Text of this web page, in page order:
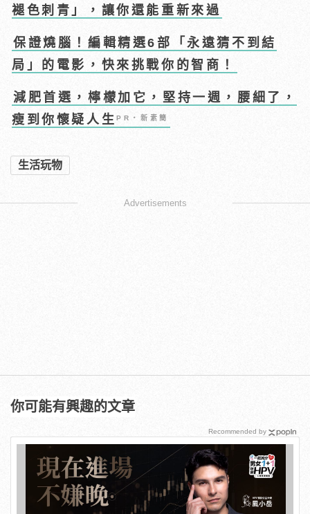
褪色刺青」，讓你還能重新來過
保證燒腦！編輯精選6部「永遠猜不到結
局」的電影，快來挑戰你的智商！
減肥首選，檸檬加它，堅持一週，腰細了，
瘦到你懷疑人生PR・新素簡
生活玩物
Advertisements
你可能有興趣的文章
Recommended by